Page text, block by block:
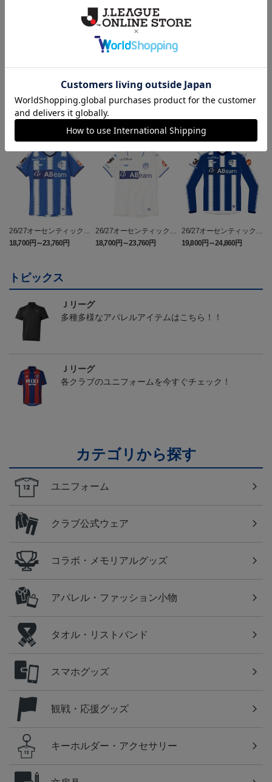
ギフト対応について
ヘルプページ
ランキング
26/27オーセンティックユ
ニフォーム半袖（FP1st）
18,700円～23,760円
26/27オーセンティックユ
ニフォーム半袖（FP2n
d）
18,700円～23,760円
26/27オーセンティックユ
ニフォーム長袖（FP1st）
19,800円～24,860円
トピックス
Ｊリーグ
多種多様なアパレルアイテムはこちら！！
Ｊリーグ
各クラブのユニフォームを今すぐチェック！
カテゴリから探す
ユニフォーム
クラブ公式ウェア
コラボ・メモリアルグッズ
アパレル・ファッション小物
タオル・リストバンド
スマホグッズ
観戦・応援グッズ
キーホルダー・アクセサリー